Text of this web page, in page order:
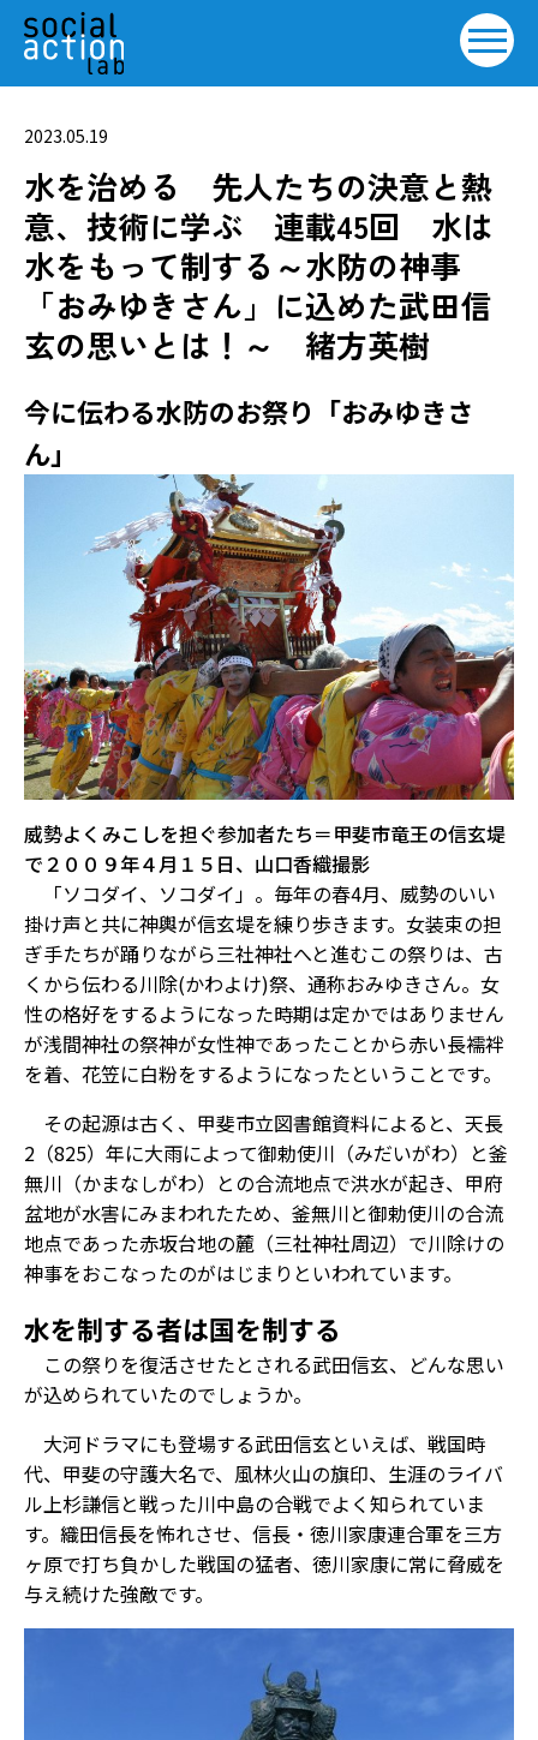
2023.05.19
水を治める 先人たちの決意と熱
意、技術に学ぶ 連載45回 水は
水をもって制する～水防の神事
「おみゆきさん」に込めた武田信
玄の思いとは！～ 緒方英樹
今に伝わる水防のお祭り「おみゆきさ
ん」
威勢よくみこしを担ぐ参加者たち＝甲斐市竜王の信玄堤
で２００９年４月１５日、山口香織撮影
「ソコダイ、ソコダイ」。毎年の春4月、威勢のいい
掛け声と共に神輿が信玄堤を練り歩きます。女装束の担
ぎ手たちが踊りながら三社神社へと進むこの祭りは、古
くから伝わる川除(かわよけ)祭、通称おみゆきさん。女
性の格好をするようになった時期は定かではありません
が浅間神社の祭神が女性神であったことから赤い長襦袢
を着、花笠に白粉をするようになったということです。
その起源は古く、甲斐市立図書館資料によると、天長
2（825）年に大雨によって御勅使川（みだいがわ）と釜
無川（かまなしがわ）との合流地点で洪水が起き、甲府
盆地が水害にみまわれたため、釜無川と御勅使川の合流
地点であった赤坂台地の麓（三社神社周辺）で川除けの
神事をおこなったのがはじまりといわれています。
水を制する者は国を制する
この祭りを復活させたとされる武田信玄、どんな思い
が込められていたのでしょうか。
大河ドラマにも登場する武田信玄といえば、戦国時
代、甲斐の守護大名で、風林火山の旗印、生涯のライバ
ル上杉謙信と戦った川中島の合戦でよく知られていま
す。織田信長を怖れさせ、信長・徳川家康連合軍を三方
ヶ原で打ち負かした戦国の猛者、徳川家康に常に脅威を
与え続けた強敵です。